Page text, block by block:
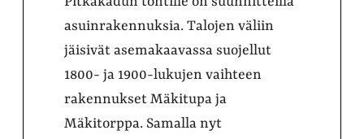
asuinrakennuksia. Talojen väliin
jäisivät asemakaavassa suojellut
1800- ja 1900-lukujen vaihteen
rakennukset Mäkitupa ja
Mäkitorppa. Samalla nyt